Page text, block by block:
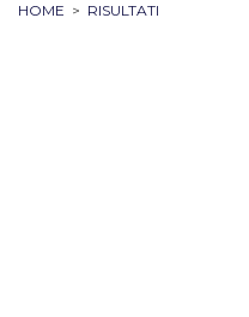
HOME > RISULTATI